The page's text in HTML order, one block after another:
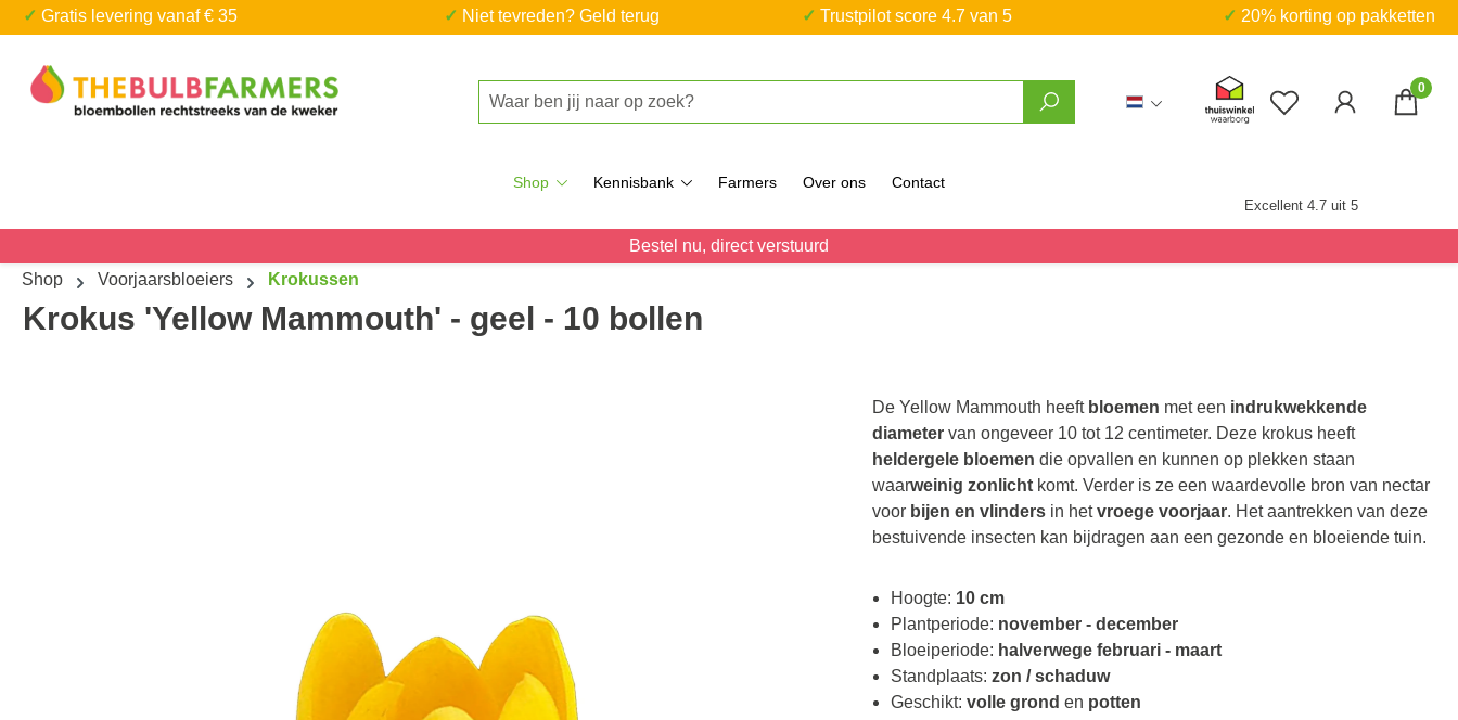
naar de hoofdinhoud
Ga naar de zoekopdracht
✓ Gratis levering vanaf € 35 ✓ Niet tevreden? Geld terug ✓ Trustpilot score 4.7 van 5 ✓ 20% korting op pakketten
Je hebt 0 items
0
Shop Kennisbank Farmers Over ons Contact
Excellent 4.7 uit 5
Bestel nu, direct verstuurd
Shop
Voorjaarsbloeiers Krokussen
Krokus 'Yellow Mammouth' - geel - 10 bollen
De Yellow Mammouth heeft bloemen met een indrukwekkende
diametervan ongeveer 10 tot 12 centimeter. Deze krokus heeft
heldergele bloemen die opvallen en kunnen op plekken staan
waarweinig zonlichtkomt. Verder is ze een waardevolle bron van nectar
voor bijen en vlindersin hetvroege voorjaar. Het aantrekken van deze
bestuivende insecten kan bijdragen aan een gezonde en bloeiende tuin.
Hoogte: 10 cm
Plantperiode: november - december
Bloeiperiode: halverwege februari - maart
Standplaats: zon / schaduw
Geschikt: volle grond en potten